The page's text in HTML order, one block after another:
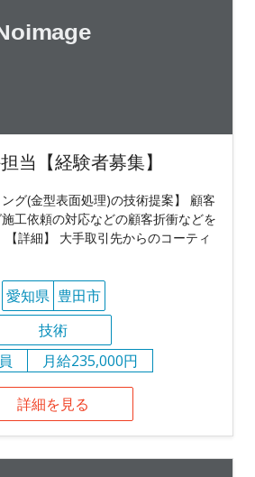
当【経験者募集】
ング(金型表面処理)の技術提案】 顧客
工依頼の対応などの顧客折衝などを
詳細】 大手取引先からのコーティ
愛知県 豊田市
技術
月給235,000円
詳細を見る